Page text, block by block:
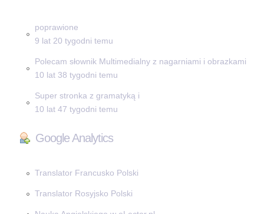
poprawione
9 lat 20 tygodni temu
Polecam słownik Multimedialny z nagarniami i obrazkami
10 lat 38 tygodni temu
Super stronka z gramatyką i
10 lat 47 tygodni temu
Google Analytics
Translator Francusko Polski
Translator Rosyjsko Polski